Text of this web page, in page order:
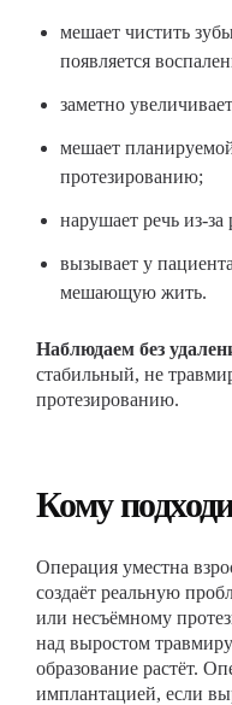
мешает чистить
появляется
заметно
мешает
протезированию;
нарушает речь из-за
вызывает у
мешающую жить.
Наблюдаем без
стабильный, не
протезированию.
Кому
Операция уместна
создаёт реальную
или несъёмному
над выростом
образование растёт.
имплантацией, если